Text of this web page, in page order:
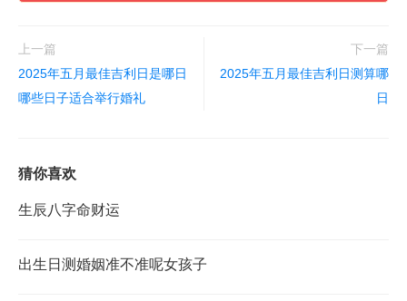
上一篇
2025年五月最佳吉利日是哪日
哪些日子适合举行婚礼
下一篇
2025年五月最佳吉利日测算哪
日
猜你喜欢
生辰八字命财运
出生日测婚姻准不准呢女孩子